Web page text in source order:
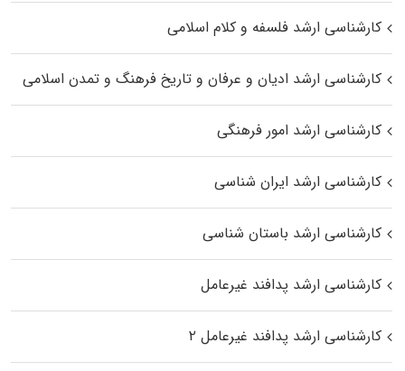
کارشناسی ارشد فلسفه و کلام اسلامی
کارشناسی ارشد ادیان و عرفان و تاریخ فرهنگ و تمدن اسلامی
کارشناسی ارشد امور فرهنگی
کارشناسی ارشد ایران شناسی
کارشناسی ارشد باستان شناسی
کارشناسی ارشد پدافند غیرعامل
کارشناسی ارشد پدافند غیرعامل ۲